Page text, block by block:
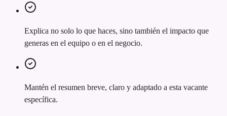
Explica no solo lo que haces, sino también el impacto que
generas en el equipo o en el negocio.
Mantén el resumen breve, claro y adaptado a esta vacante
específica.